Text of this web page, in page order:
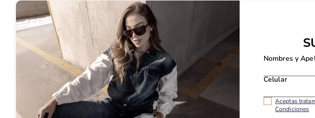
Nombres y
Celular
Aceptas
Condiciones